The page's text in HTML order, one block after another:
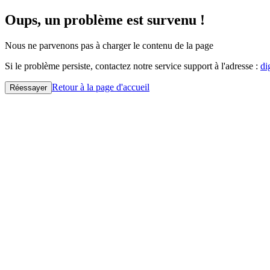
Oups, un problème est survenu !
Nous ne parvenons pas à charger le contenu de la page
Si le problème persiste, contactez notre service support à l'adresse :
Réessayer Retour à la page d'accueil